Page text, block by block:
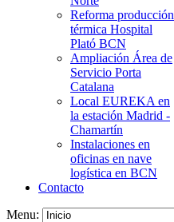
Reforma producción
térmica Hospital
Plató BCN
Ampliación Área de
Servicio Porta
Catalana
Local EUREKA en
la estación Madrid -
Chamartín
Instalaciones en
oficinas en nave
logística en BCN
Contacto
Menu: